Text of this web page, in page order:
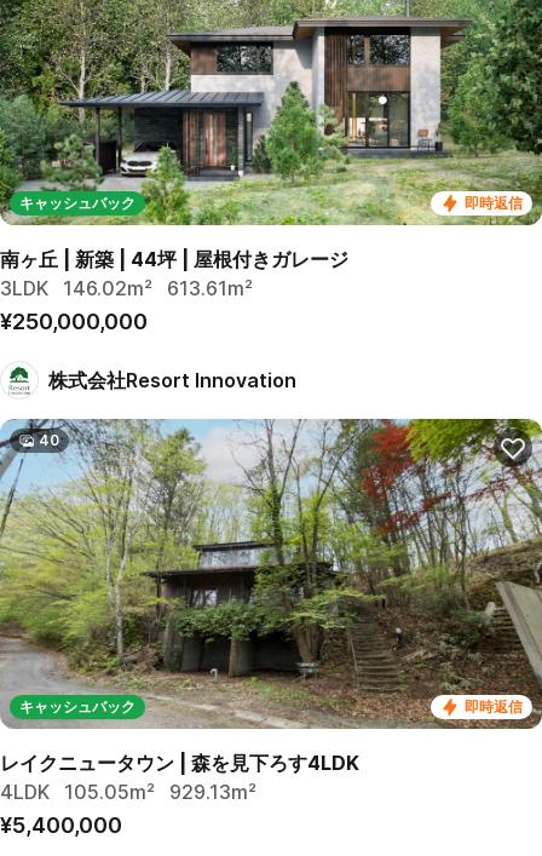
即時返信
キャッシュバック
南ヶ丘 | 新築 | 44坪 | 屋根付きガレージ
3LDK
146.02m² 613.61m²
¥250,000,000
株式会社Resort Innovation
即時返信
キャッシュバック
40
レイクニュータウン | 森を見下ろす4LDK
4LDK
105.05m² 929.13m²
¥5,400,000